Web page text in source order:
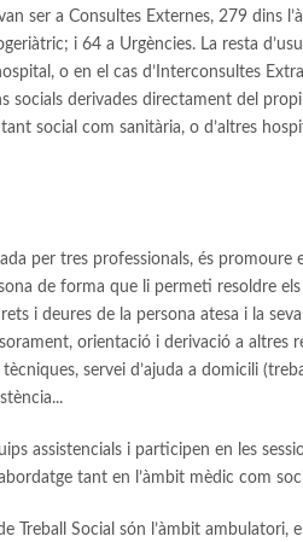
ser a Consultes Externes, 279 dins
i 64 a Urgències. La resta
o en el cas d’Interconsultes
socials derivades directament del
social com sanitària, o d’altres
per tres professionals, és promoure
de forma que li permeti resoldre
i deures de la persona atesa i la
orientació i derivació a altres
servei d’ajuda a domicili
assistencials i participen en les
tant en l’àmbit mèdic com
Treball Social són l’àmbit ambulatori, el